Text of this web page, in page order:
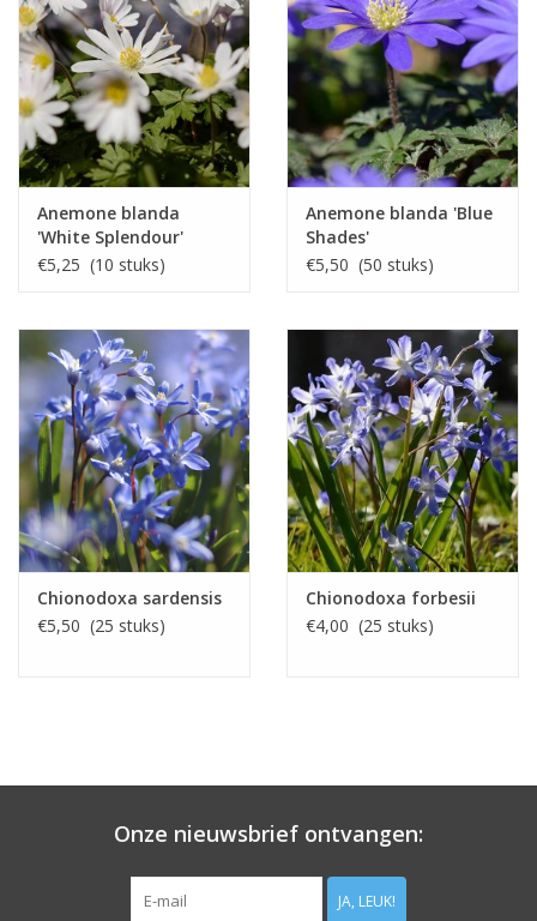
Anemone blanda
'White Splendour'
€5,25 (10 stuks)
Anemone blanda 'Blue
Shades'
€5,50 (50 stuks)
Chionodoxa sardensis
€5,50 (25 stuks)
Chionodoxa forbesii
€4,00 (25 stuks)
Onze nieuwsbrief ontvangen:
JA, LEUK!